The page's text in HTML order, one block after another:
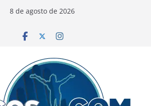
8 de agosto de 2026